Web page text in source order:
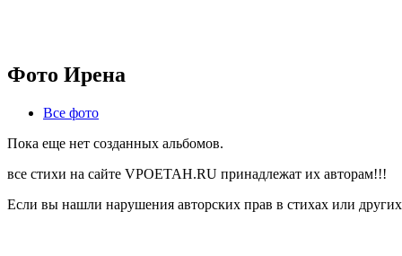
Фото Ирена
Все фото
Пока еще нет созданных альбомов.
все стихи на сайте VPOETAH.RU принадлежат их авторам!!!
Если вы нашли нарушения авторских прав в стихах или